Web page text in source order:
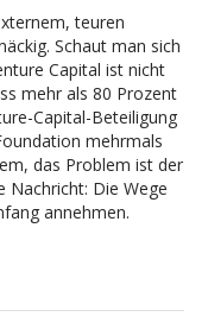
teuren
Schaut man sich
Capital ist nicht
mehr als 80 Prozent
Capital-Beteiligung
mehrmals
das Problem ist der
Nachricht: Die Wege
annehmen.